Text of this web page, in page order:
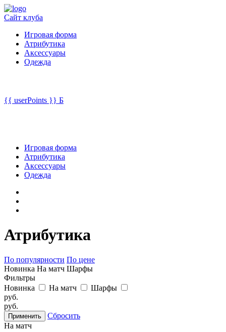
Сайт клуба
Игровая форма
Атрибутика
Аксессуары
Одежда
{{ userPoints }} Б
Игровая форма
Атрибутика
Аксессуары
Одежда
Атрибутика
По популярности По цене
Новинка На матч Шарфы
Фильтры
Новинка
На матч
Шарфы
руб.
руб.
Сбросить
На матч